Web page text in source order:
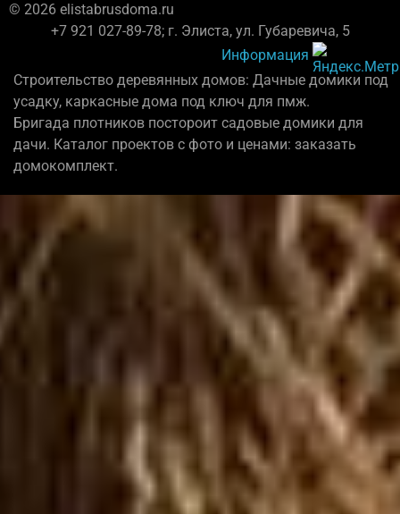
© 2026 elistabrusdoma.ru
+7 921 027-89-78; г. Элиста, ул. Губаревича, 5
Информация
Строительство деревянных домов: Дачные домики под
усадку, каркасные дома под ключ для пмж.
Бригада плотников постороит садовые домики для
дачи. Каталог проектов с фото и ценами: заказать
домокомплект.